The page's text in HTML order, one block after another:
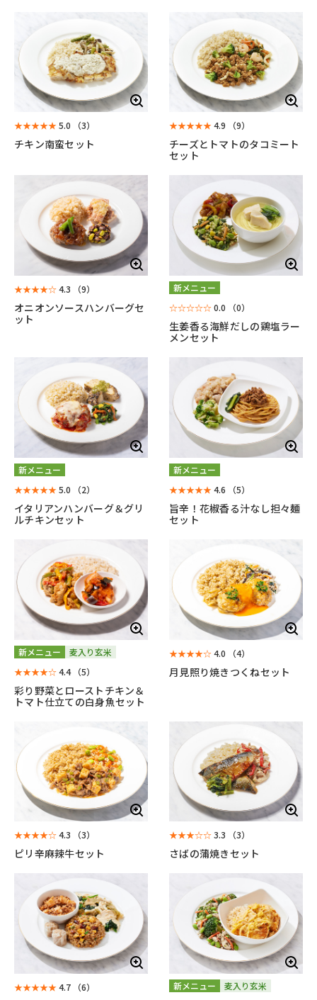
★★★★★5.0 （3）
チキン南蛮セット
★★★★★4.9 （9）
チーズとトマトのタコミート
セット
★★★★☆4.3 （9）
オニオンソースハンバーグセ
ット
新メニュー
☆☆☆☆☆0.0 （0）
生姜香る海鮮だしの鶏塩ラー
メンセット
新メニュー
★★★★★5.0 （2）
イタリアンハンバーグ＆グリ
ルチキンセット
新メニュー
★★★★★4.6 （5）
旨辛！花椒香る汁なし担々麺
セット
新メニュー
麦入り玄米
★★★★☆4.4 （5）
彩り野菜とローストチキン＆
トマト仕立ての白身魚セット
★★★★☆4.0 （4）
月見照り焼きつくねセット
★★★★☆4.3 （3）
ピリ辛麻辣牛セット
★★★☆☆3.3 （3）
さばの蒲焼きセット
★★★★★4.7 （6） 新メニュー
麦入り玄米